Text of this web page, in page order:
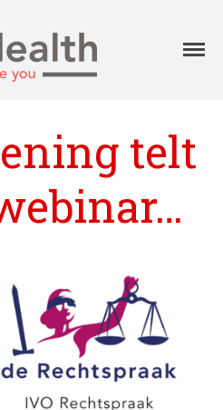
Aanpak
Aanbod
Onze klanten
Ons team
Contact
Home
Over Mind&Health
Professionals in
telt